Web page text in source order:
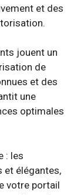
et des
jouent un
de
et des
une
optimales
: les
et élégantes,
votre portail